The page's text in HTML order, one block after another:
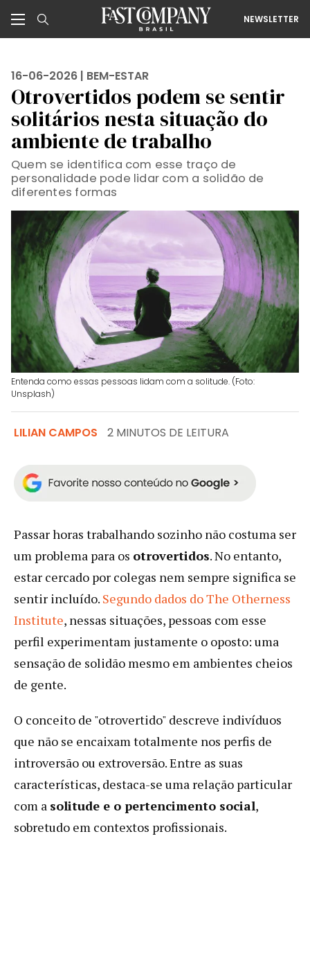
NEWSLETTER
16-06-2026 | BEM-ESTAR
Otrovertidos podem se sentir
solitários nesta situação do
ambiente de trabalho
Quem se identifica com esse traço de
personalidade pode lidar com a solidão de
diferentes formas
Entenda como essas pessoas lidam com a solitude. (Foto:
Unsplash)
LILIAN CAMPOS 2 MINUTOS DE LEITURA
Passar horas trabalhando sozinho não costuma ser
um problema para os otrovertidos. No entanto,
estar cercado por colegas nem sempre significa se
sentir incluído. Segundo dados do The Otherness
Institute, nessas situações, pessoas com esse
perfil experimentam justamente o oposto: uma
sensação de solidão mesmo em ambientes cheios
de gente.
O conceito de "otrovertido" descreve indivíduos
que não se encaixam totalmente nos perfis de
introversão ou extroversão. Entre as suas
características, destaca-se uma relação particular
com a solitude e o pertencimento social,
sobretudo em contextos profissionais.